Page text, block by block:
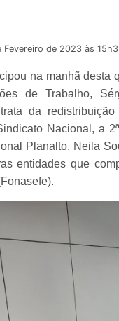
Fevereiro de 2023 às
na manhã desta
de Trabalho,
da
Nacional, a
Planalto, Neila
entidades que